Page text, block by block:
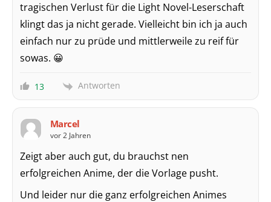
tragischen Verlust für die Light Novel-Leserschaft
klingt das ja nicht gerade. Vielleicht bin ich ja auch
einfach nur zu prüde und mittlerweile zu reif für
sowas. 😀
13 Antworten
Marcel
vor 2 Jahren
Zeigt aber auch gut, du brauchst nen
erfolgreichen Anime, der die Vorlage pusht.
Und leider nur die ganz erfolgreichen Animes